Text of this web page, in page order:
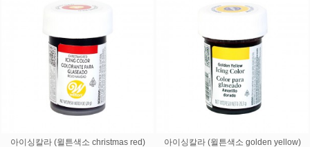
아이싱칼라 (윌튼색소 christmas red)
아이싱칼라 (윌튼색소 golden yellow)